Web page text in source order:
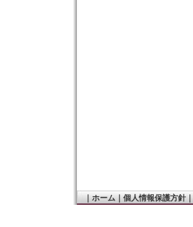
ホーム｜ 個人情報保護方針｜